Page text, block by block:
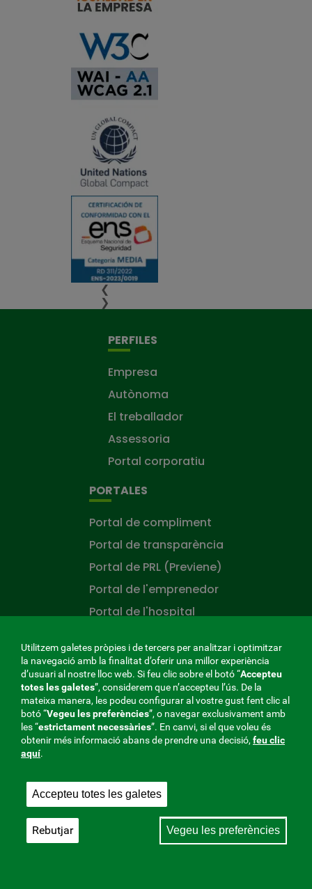
❮
❯
PERFILES
Empresa
Autònoma
El treballador
Assessoria
Portal corporatiu
PORTALES
Portal de compliment
Portal de transparència
Portal de PRL (Previene)
Portal de l'emprenedor
Portal de l'hospital
Racó de l'assessor
Racó de la salut
CONÓCENOS
Qui som?
Sala de premsa
Mapa del lloc
LA MÚTUA QUE TÉ CURA DE VOSALTRES
Utilitzem galetes pròpies i de tercers per analitzar i optimitzar
la navegació amb la finalitat d’oferir una millor experiència
d’usuari al nostre lloc web. Si feu clic sobre el botó “Accepteu
totes les galetes”, considerem que n’accepteu l’ús. De la
mateixa manera, les podeu configurar al vostre gust fent clic al
botó “Vegeu les preferències”, o navegar exclusivament amb
les “estrictamentnecessàries”. En canvi, si el que voleu és
obtenir més informació abans de prendre una decisió, feu clic
aquí.
Accepteu totes les galetes
Vegeu les preferències
Rebutjar